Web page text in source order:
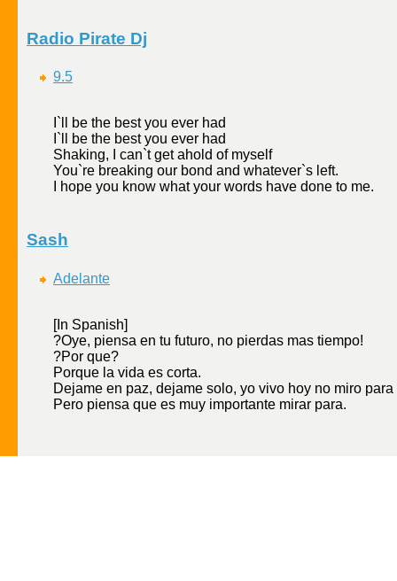
Radio Pirate Dj
9.5
I`ll be the best you ever had
I`ll be the best you ever had
Shaking, I can`t get ahold of myself
You`re breaking our bond and whatever`s left.
I hope you know what your words have done to me.
Sash
Adelante
[In Spanish]
?Oye, piensa en tu futuro, no pierdas mas tiempo!
?Por que?
Porque la vida es corta.
Dejame en paz, dejame solo, yo vivo hoy no miro para
Pero piensa que es muy importante mirar para.